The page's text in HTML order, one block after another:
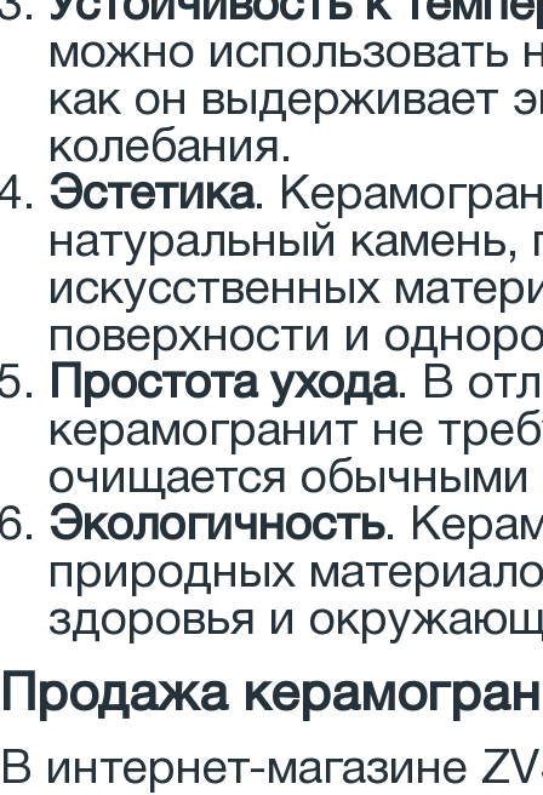
можно использовать
как он выдерживает
колебания.
Эстетика.
натуральный
искусственных
поверхности и
Простота ухода. В
керамогранит не
очищается обычными
Экологичность.
природных
здоровья и
Продажа
В интернет-магазине